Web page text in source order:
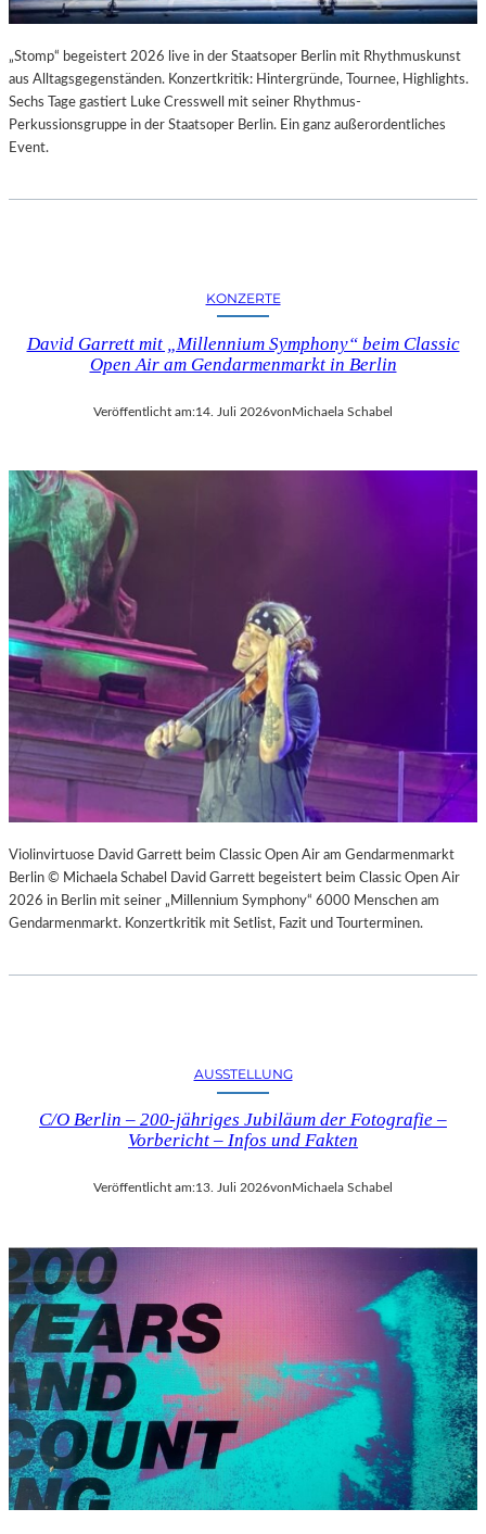
„Stomp“ begeistert 2026 live in der Staatsoper Berlin mit Rhythmuskunst
aus Alltagsgegenständen. Konzertkritik: Hintergründe, Tournee, Highlights.
Sechs Tage gastiert Luke Cresswell mit seiner Rhythmus-
Perkussionsgruppe in der Staatsoper Berlin. Ein ganz außerordentliches
Event.
KONZERTE
David Garrett mit „Millennium Symphony“ beim Classic
Open Air am Gendarmenmarkt in Berlin
Veröffentlicht am:14. Juli 2026vonMichaela Schabel
Violinvirtuose David Garrett beim Classic Open Air am Gendarmenmarkt
Berlin © Michaela Schabel David Garrett begeistert beim Classic Open Air
2026 in Berlin mit seiner „Millennium Symphony“ 6000 Menschen am
Gendarmenmarkt. Konzertkritik mit Setlist, Fazit und Tourterminen.
AUSSTELLUNG
C/O Berlin – 200-jähriges Jubiläum der Fotografie –
Vorbericht – Infos und Fakten
Veröffentlicht am:13. Juli 2026von Michaela Schabel